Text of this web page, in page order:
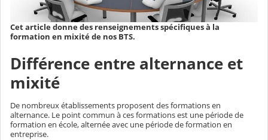
Cet article donne des renseignements spécifiques à la
formation en mixité de nos BTS.
Différence entre alternance et
mixité
De nombreux établissements proposent des formations en
alternance. Le point commun à ces formations est une période de
formation en école, alternée avec une période de formation en
entreprise.